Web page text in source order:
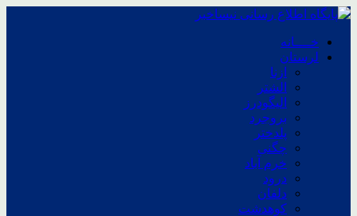
خــــانه
لرستان
ازنا
الشتر
الیگودرز
بروجرد
پلدختر
چگنی
خرم آباد
درود
دلفان
کوهدشت